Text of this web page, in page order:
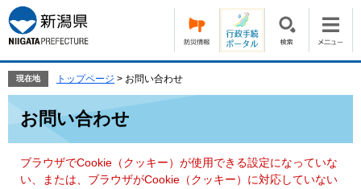
ー
ジ
の
頭
す。
ニ
ュ
ー
飛
て
現在地 トップページ > お問い合わせ
お問い合わせ
ブラウザでCookie（クッキー）が使用できる設定になっていな
い、または、ブラウザがCookie（クッキー）に対応していない